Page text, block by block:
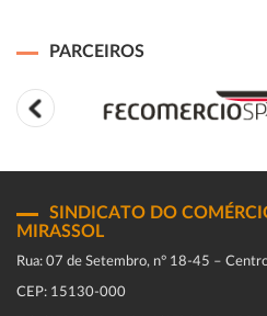
PARCEIROS
SINDICATO DO
MIRASSOL
Rua: 07 de Setembro, n° 18-45 –
CEP: 15130-000